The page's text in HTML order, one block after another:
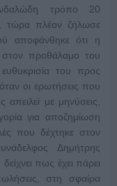
τρόπο 20
τώρα πλέον ζήλωσε
αποφάνθηκε ότι η
στον προθάλαμο του
του προς
οι ερωτήσεις που
με μηνύσεις,
για αποζημίωση
που δέχτηκε στον
Δημήτρης
πως έχει πάρει
στη σφαίρα